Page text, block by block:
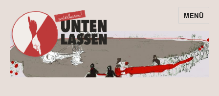
Kohle unten
lassen statt
MENÜ